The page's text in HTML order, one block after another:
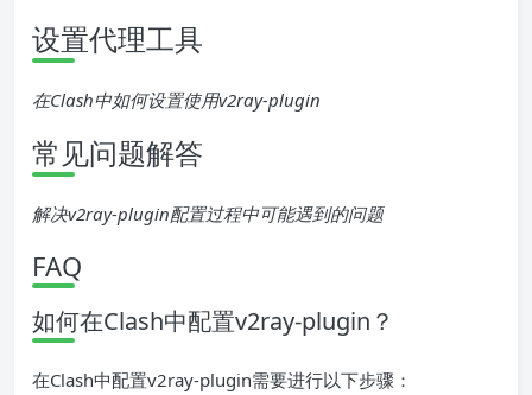
设置代理工具
在Clash中如何设置使用v2ray-plugin
常见问题解答
解决v2ray-plugin配置过程中可能遇到的问题
FAQ
如何在Clash中配置v2ray-plugin？
在Clash中配置v2ray-plugin需要进行以下步骤：